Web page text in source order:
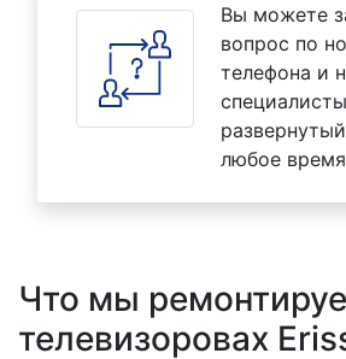
Вы можете
вопрос по
телефона и
любое
Что мы
телевизоровах